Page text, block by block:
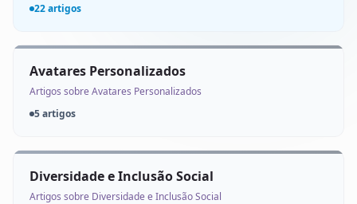
22 artigos
Avatares Personalizados
Artigos sobre Avatares Personalizados
5 artigos
Diversidade e Inclusão Social
Artigos sobre Diversidade e Inclusão Social